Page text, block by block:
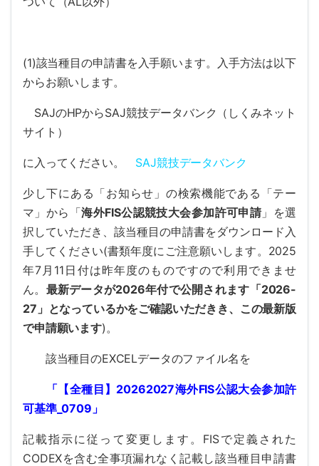
(1)該当種目の申請書を入手願います。入手方法は以下
からお願いします。
SAJのHPからSAJ競技データバンク（しくみネット
サイト）
に入ってください。 SAJ競技データバンク
少し下にある「お知らせ」の検索機能である「テー
マ」から「海外FIS公認競技大会参加許可申請」を選
択していただき、該当種目の申請書をダウンロード入
手してください(書類年度にご注意願いします。2025
年7月11日付は昨年度のものですので利用できませ
ん。 最新データが2026年付で公開されます「2026-
27」となっているかをご確認いただきき、この最新版
で申請願います)。
該当種目のEXCELデータのファイル名を
「【全種目】 20262027海外FIS公認大会参加許
可基準_0709 」
記載指示に従って変更します。FISで定義された
CODEXを含む全事項漏れなく記載し該当種目申請書